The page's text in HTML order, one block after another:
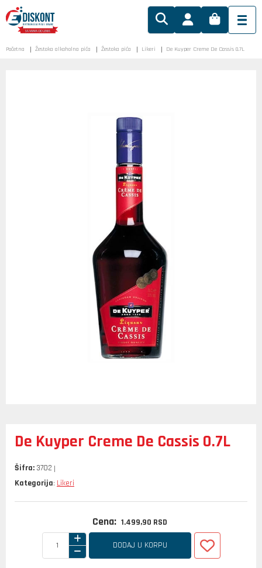
Početna Žestoka alkoholna pića Žestoka pića Likeri De Kuyper Creme De Cassis 0.7L
De Kuyper Creme De Cassis 0.7L
Šifra: 3702
Kategorija: Likeri
Cena: 1.499,90 RSD
DODAJ U KORPU